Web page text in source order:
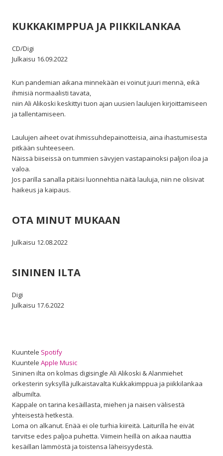
KUKKAKIMPPUA JA PIIKKILANKAA
CD/Digi
Julkaisu 16.09.2022
Kun pandemian aikana minnekään ei voinut juuri mennä, eikä
ihmisiä normaalisti tavata,
niin Ali Alikoski keskittyi tuon ajan uusien laulujen kirjoittamiseen
ja tallentamiseen.
Laulujen aiheet ovat ihmissuhdepainotteisia, aina ihastumisesta
pitkään suhteeseen.
Näissä biiseissä on tummien sävyjen vastapainoksi paljon iloa ja
valoa.
Jos parilla sanalla pitäisi luonnehtia näitä lauluja, niin ne olisivat
haikeus ja kaipaus.
OTA MINUT MUKAAN
Julkaisu 12.08.2022
SININEN ILTA
Digi
Julkaisu 17.6.2022
Kuuntele Spotify
Kuuntele Apple Music
Sininen ilta on kolmas digisingle Ali Alikoski & Alanmiehet
orkesterin syksyllä julkaistavalta Kukkakimppua ja piikkilankaa
albumilta.
Kappale on tarina kesäillasta, miehen ja naisen välisestä
yhteisestä hetkestä.
Loma on alkanut. Enää ei ole turhia kiireitä. Laiturilla he eivät
tarvitse edes paljoa puhetta. Viimein heillä on aikaa nauttia
kesäillan lämmöstä ja toistensa läheisyydestä.